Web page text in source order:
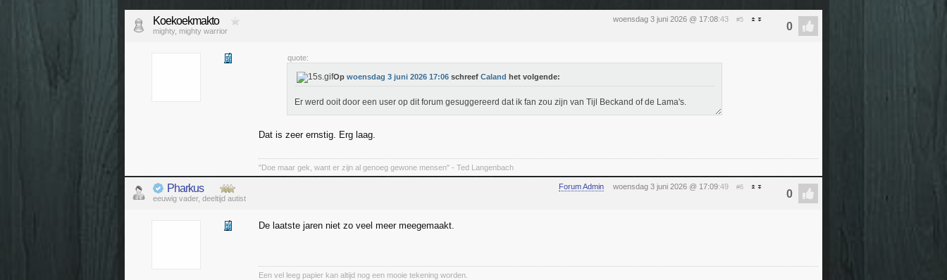
woensdag 3 juni 2026 @ 17:08:43 #5
Koekoekmakto
mighty, mighty warrior
quote:
Op woensdag 3 juni 2026 17:06 schreef Caland het volgende:
Er werd ooit door een user op dit forum gesuggereerd dat ik fan zou zijn van Tijl Beckand of de Lama's.
Dat is zeer ernstig. Erg laag.
"Doe maar gek, want er zijn al genoeg gewone mensen" - Ted Langenbach
Forum Admin woensdag 3 juni 2026 @ 17:09:49 #6
Pharkus
eeuwig vader, deeltijd autist
De laatste jaren niet zo veel meer meegemaakt.
Een vel leeg papier kan altijd nog een mooie tekening worden.